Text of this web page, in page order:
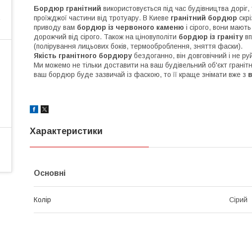
Бордюр гранітний використовується під час будівництва доріг,
проїжджої частини від тротуару. В Киеве гранітний бордюр
приводу вам бордюр із червоного каменю і сірого, вони
дорожчий від сірого. Також на ціновуполіти бордюр із граніту
(полірування лицьових боків, термооброблення, зняття фаски).
Якість гранітного бордюру бездоганно, він довговічний і не
Ми можемо не тільки доставити на ваш будівельний об'єкт
ваш бордюр буде зазвичай із фаскою, то її краще знімати вже з
Характеристики
Основні
Колір Сірий